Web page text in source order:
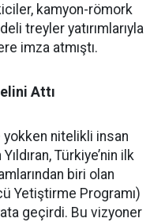
kamyon-römork
treyler yatırımlarıyla
imza atmıştı.
Attı
nitelikli insan
Türkiye’nin ilk
biri olan
Yetiştirme Programı)
geçirdi. Bu vizyoner